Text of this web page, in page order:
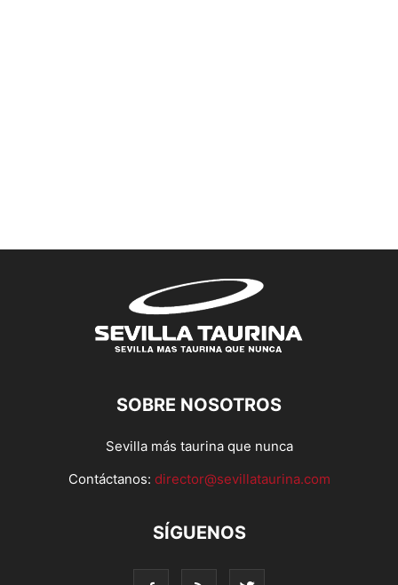
SOBRE NOSOTROS
Sevilla más taurina que nunca
Contáctanos: director@sevillataurina.com
SÍGUENOS